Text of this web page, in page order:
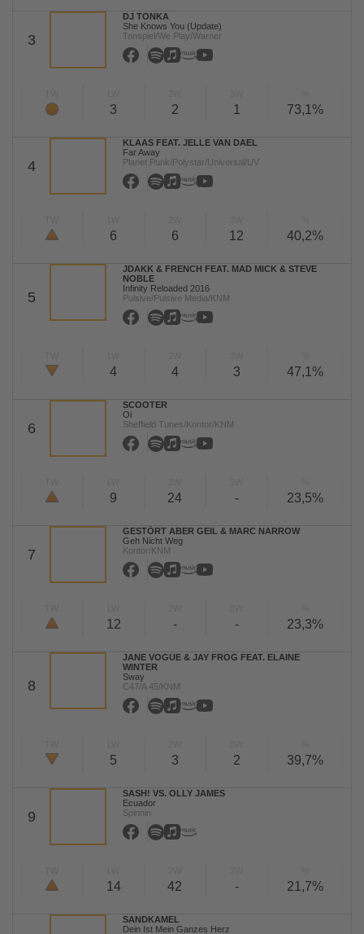
3
DJ TONKA
She Knows You (Update)
Tonspiel/We Play/Warner
3 2 1 73,1%
4
KLAAS FEAT. JELLE VAN DAEL
Far Away
Planet Punk/Polystar/Universal/UV
6 6 12 40,2%
5
JDAKK & FRENCH FEAT. MAD MICK & STEVE
NOBLE
Infinity Reloaded 2016
Pulsive/Pulsive Media/KNM
4 4 3 47,1%
6
SCOOTER
Oi
Sheffield Tunes/Kontor/KNM
9 24 - 23,5%
7
GESTÖRT ABER GEIL & MARC NARROW
Geh Nicht Weg
Kontor/KNM
12 - - 23,3%
8
JANE VOGUE & JAY FROG FEAT. ELAINE
WINTER
Sway
C47/A 45/KNM
5 3 2 39,7%
9
SASH! VS. OLLY JAMES
Ecuador
Spinnin
14 42 - 21,7%
SANDKAMEL
Dein Ist Mein Ganzes Herz